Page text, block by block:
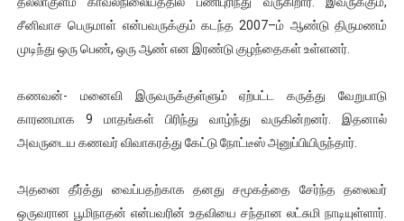
ஐ.நா முன்றலில் சீரற்ற காலநிலையிலும் தமிழின அழிப்பிற்கு
ஜனாதிபதி ஐக்கிய நாடுகளின் பொதுச் சபை கூட்டத்தில் இன்று
32 CM விநோத கன்றுக்குட்டி! (வீடியோ)
வலிமை தான் அஜித் திரைப்பயணத்திலே அதிக காலெக்ஷன் செய்த
சீனிவாச பெருமாள் என்பவருக்கும் கடந்த 2007–ம் ஆண்டு திருமணம்
முடிந்து ஒரு பெண், ஒரு ஆண் என இரண்டு குழந்தைகள் உள்ளனர்.
கணவன்- மனைவி இருவருக்குள்ளும் ஏற்பட்ட கருத்து வேறுபாடு
காரணமாக 9 மாதங்கள் பிரிந்து வாழ்ந்து வருகின்றனர். இதனால்
அவருடைய கணவர் விவாகரத்து கேட்டு நோட்டீஸ் அனுப்பியிருந்தார்.
அதனை தீர்த்து வைப்பதற்காக தனது சமூகத்தை சேர்ந்த தலைவர்
ஒருவரான பூமிநாதன் என்பவரின் உதவியை சந்தான லட்சுமி நாடியுள்ளார்.